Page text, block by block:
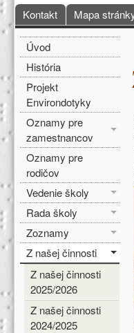
Hlavné menu
Kontakt Mapa
Bočné menu
Úvod
História
Projekt
Environdotyky
Oznamy pre
zamestnancov
Oznamy pre
rodičov
Vedenie školy
Rada školy
Zoznamy
Z našej činnosti
Z našej činnosti
2025/2026
Z našej činnosti
2024/2025